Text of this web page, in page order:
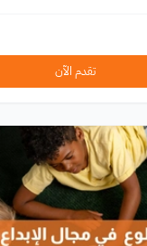
تقدم الآن